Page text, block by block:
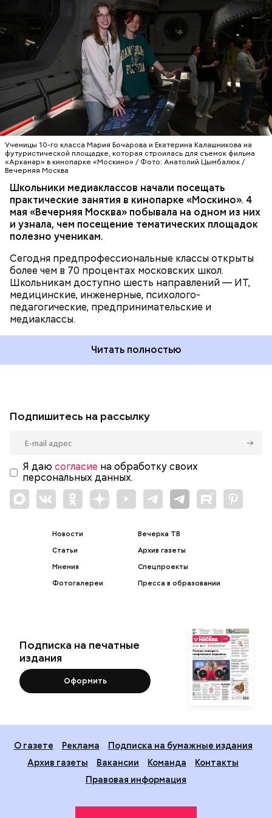
Ученицы 10-го класса Мария Бочарова и Екатерина Калашникова на
футуристической площадке, которая строилась для съемок фильма
«Арканар» в кинопарке «Москино» / Фото: Анатолий Цымбалюк /
Вечерняя Москва
Школьники медиаклассов начали посещать
практические занятия в кинопарке «Москино». 4
мая «Вечерняя Москва» побывала на одном из них
и узнала, чем посещение тематических площадок
полезно ученикам.
Сегодня предпрофессиональные классы открыты
более чем в 70 процентах московских школ.
Школьникам доступно шесть направлений — ИТ,
медицинские, инженерные, психолого-
педагогические, предпринимательские и
медиаклассы.
— Мы более десяти лет развиваем
предпрофессиональные классы, чтобы школьники
еще во время учебы могли получить первый
практический опыт и осознанно выбрать будущую
профессию, — отметила заместитель мэра Москвы
по вопросам социального развития Анастасия
Ракова. — Речь идет о полноценном погружении:
ребята работают на реальных площадках вместе с
действующими специалистами из интересующей
их сферы. Одно из направлений
предпрофессионального образования —
медиаклассы, в которых сегодня учатся более
шести тысяч школьников.
холдингами. Например, в медиаклассах серьезно
изучают литературу, иностранный язык и
обществознание. Регулярно проводятся встречи с
профессионалами индустрии на площадках
ведущих медиакомпаний. Одна из них — кинопарк
«Москино», где, помимо школьников, практику
проходят и студенты киноколледжей. Здесь они
знакомятся с основами кинопроизводства.
Читать полностью
МОЛОДЕЖЬ ОБРАЗОВАНИЕ
МОСКВА
ШКОЛЫ
МОСКИНО
Подпишитесь на рассылку
Я даю согласие на обработку своих
персональных данных.
Новости
Статьи
Мнения
Фотогалереи
Вечерка ТВ
Архив газеты
Спецпроекты
Пресса в образовании
Подписка на печатные
издания
Оформить
О газете Реклама
Подписка на бумажные издания
Архив газеты
Вакансии Команда
Контакты
Правовая информация